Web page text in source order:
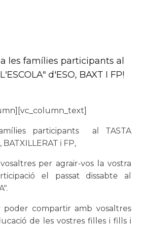
les famílies participants al
d'ESO, BAXT I FP!
participants al TASTA
BATXILLERAT i FP,
per agrair-vos la vostra
el passat dissabte al
compartir amb vosaltres
de les vostres filles i fills i